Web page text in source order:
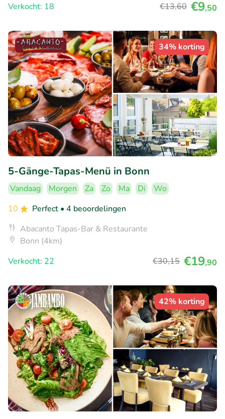
Verkocht: 18 €13,60 €9,50
34% korting
5-Gänge-Tapas-Menü in Bonn
Vandaag Morgen Za Zo Ma Di
Wo
10
Perfect • 4 beoordelingen
Abacanto Tapas-Bar & Restaurante
Bonn (4km)
Verkocht: 22
€30,15 €19,90
42% korting